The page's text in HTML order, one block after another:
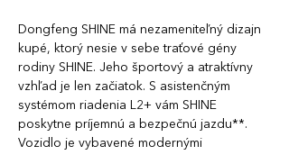
Dongfeng SHINE má nezameniteľný dizajn
kupé, ktorý nesie v sebe traťové gény
rodiny SHINE. Jeho športový a atraktívny
vzhľad je len začiatok. S asistenčným
systémom riadenia L2+ vám SHINE
poskytne príjemnú a bezpečnú jazdu**.
Vozidlo je vybavené modernými